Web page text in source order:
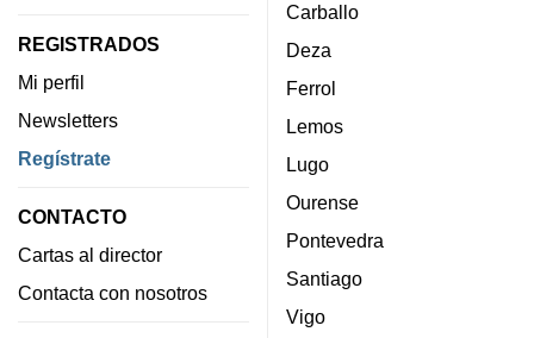
REGISTRADOS
Mi perfil
Newsletters
Regístrate
CONTACTO
Cartas al director
Contacta con nosotros
Carballo
Deza
Ferrol
Lemos
Lugo
Ourense
Pontevedra
Santiago
Vigo